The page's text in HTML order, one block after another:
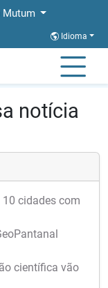
Mutum
Idioma
notícia
cidades com
científica vão